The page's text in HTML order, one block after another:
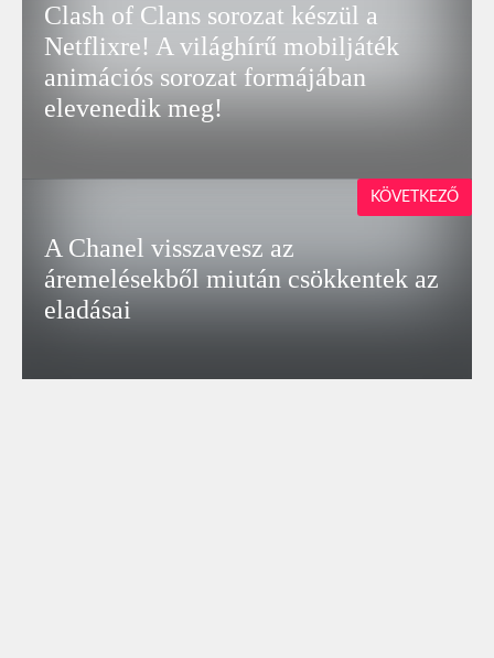
Clash of Clans sorozat készül a
Netflixre! A világhírű mobiljáték
animációs sorozat formájában
elevenedik meg!
A Chanel visszavesz az
áremelésekből miután csökkentek az
eladásai
KÖVETKEZŐ